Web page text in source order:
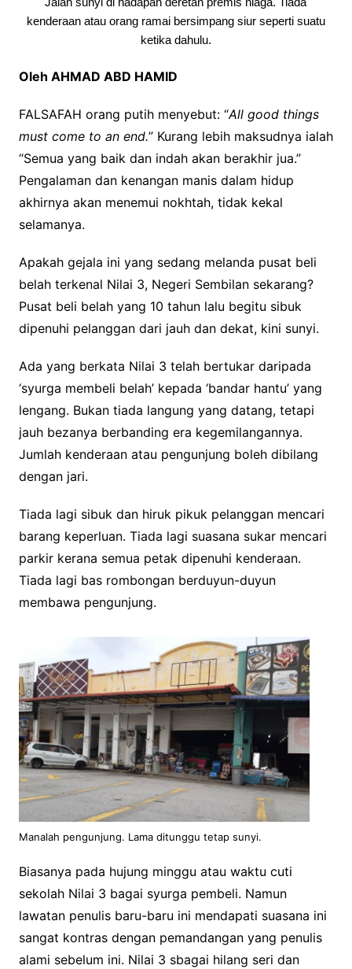
kenderaan atau orang ramai bersimpang siur seperti suatu
ketika dahulu.
Oleh AHMAD ABD HAMID
FALSAFAH orang putih menyebut: “All good things
must come to an end.” Kurang lebih maksudnya ialah
“Semua yang baik dan indah akan berakhir jua.”
Pengalaman dan kenangan manis dalam hidup
akhirnya akan menemui nokhtah, tidak kekal
selamanya.
Apakah gejala ini yang sedang melanda pusat beli
belah terkenal Nilai 3, Negeri Sembilan sekarang?
Pusat beli belah yang 10 tahun lalu begitu sibuk
dipenuhi pelanggan dari jauh dan dekat, kini sunyi.
Ada yang berkata Nilai 3 telah bertukar daripada
‘syurga membeli belah’ kepada ‘bandar hantu’ yang
lengang. Bukan tiada langung yang datang, tetapi
jauh bezanya berbanding era kegemilangannya.
Jumlah kenderaan atau pengunjung boleh dibilang
dengan jari.
Tiada lagi sibuk dan hiruk pikuk pelanggan mencari
barang keperluan. Tiada lagi suasana sukar mencari
parkir kerana semua petak dipenuhi kenderaan.
Tiada lagi bas rombongan berduyun-duyun
membawa pengunjung.
Manalah pengunjung. Lama ditunggu tetap sunyi.
Biasanya pada hujung minggu atau waktu cuti
sekolah Nilai 3 bagai syurga pembeli. Namun
lawatan penulis baru-baru ini mendapati suasana ini
sangat kontras dengan pemandangan yang penulis
alami sebelum ini. Nilai 3 sbagai hilang seri dan